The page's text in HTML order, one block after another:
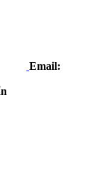
Email: